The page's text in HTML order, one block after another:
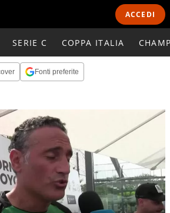
ACCEDI
SERIE C COPPA ITALIA
Fonti preferite